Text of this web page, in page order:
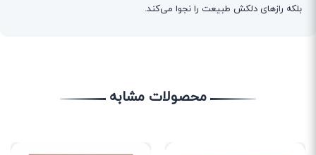
بلکه رازهای دلکش طبیعت را نجوا می‌کند.
محصولات مشابه